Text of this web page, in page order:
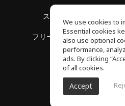
スペース
フリースクール
SoundGym, All
We use cookies to
Essential cookies
also use optional
performance,
ads. By clicking
of all cookies.
Accept